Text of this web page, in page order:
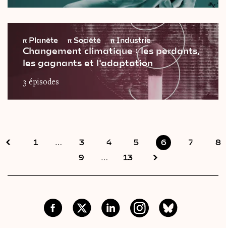
π Planète π Société πIndustrie
Changement climatique : les perdants,
les gagnants et l'adaptation
3 épisodes
1 … 3 4 5 6 7
8
9
… 13